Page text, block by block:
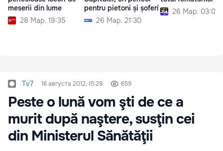
meserii din lume
28 Мар. 19:35
pentru pietoni și șoferi
26 Мар. 21:30
26 Мар. 03:00
Tv7 16 августа 2012, 15:28 659
Peste o lună vom şti de ce a
murit după naştere, susţin cei
din Ministerul Sănătăţii